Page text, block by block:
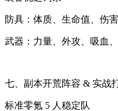
防具：体质、生命值、伤
武器：力量、外攻、吸血
七、副本开荒阵容 & 实战
标准零氪 5 人稳定队